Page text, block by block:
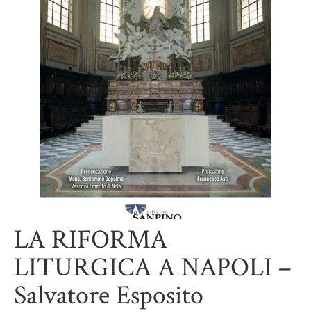
LA RIFORMA
LITURGICA A NAPOLI –
Salvatore Esposito